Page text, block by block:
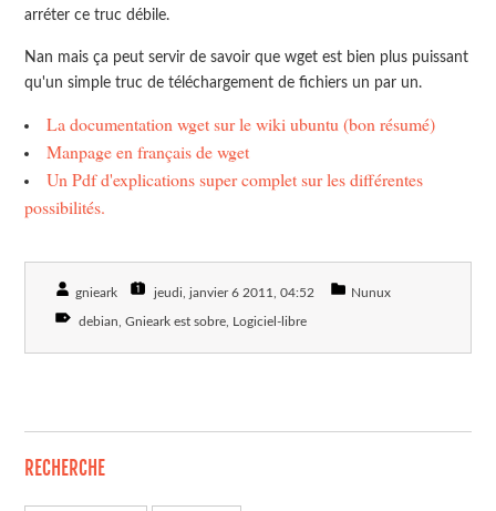
arréter ce truc débile.
Nan mais ça peut servir de savoir que wget est bien plus puissant
qu'un simple truc de téléchargement de fichiers un par un.
La documentation wget sur le wiki ubuntu (bon résumé)
Manpage en français de wget
Un Pdf d'explications super complet sur les différentes
possibilités.
gnieark jeudi, janvier 6 2011 , 04:52 Nunux
debian Gnieark est sobre Logiciel-libre
RECHERCHE